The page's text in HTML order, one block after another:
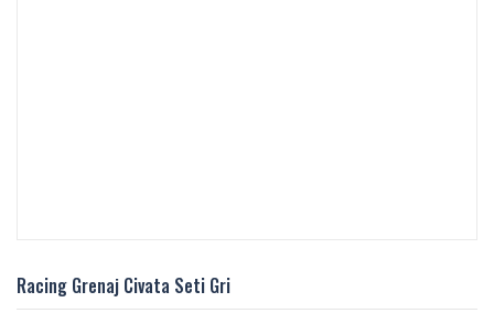
Racing Grenaj Civata Seti Gri